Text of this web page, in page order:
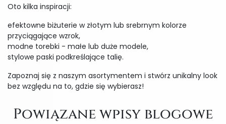
Oto kilka inspiracji:
efektowne biżuterie w złotym lub srebrnym kolorze
przyciągające wzrok,
modne torebki - małe lub duże modele,
stylowe paski podkreślające talię.
Zapoznaj się z naszym asortymentem i stwórz unikalny look
bez względu na to, gdzie się wybierasz!
Powiązane wpisy blogowe